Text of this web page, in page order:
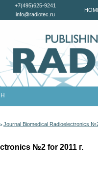
+7(495)625-9241
info@radiotec.ru
> Journal Biomedical Radioelectronics
№2 for 2011 г.